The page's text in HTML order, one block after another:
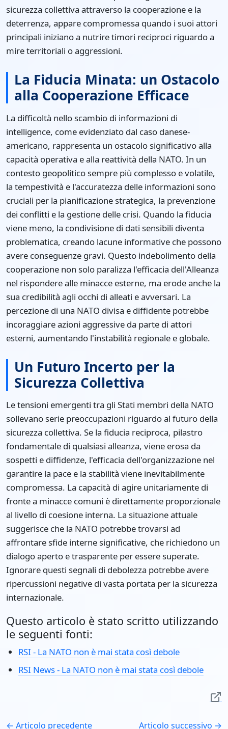
sicurezza collettiva attraverso la cooperazione e la
deterrenza, appare compromessa quando i suoi attori
principali iniziano a nutrire timori reciproci riguardo a
mire territoriali o aggressioni.
La Fiducia Minata: un Ostacolo
alla Cooperazione Efficace
La difficoltà nello scambio di informazioni di
intelligence, come evidenziato dal caso danese-
americano, rappresenta un ostacolo significativo alla
capacità operativa e alla reattività della NATO. In un
contesto geopolitico sempre più complesso e volatile,
la tempestività e l'accuratezza delle informazioni sono
cruciali per la pianificazione strategica, la prevenzione
dei conflitti e la gestione delle crisi. Quando la fiducia
viene meno, la condivisione di dati sensibili diventa
problematica, creando lacune informative che possono
avere conseguenze gravi. Questo indebolimento della
cooperazione non solo paralizza l'efficacia dell'Alleanza
nel rispondere alle minacce esterne, ma erode anche la
sua credibilità agli occhi di alleati e avversari. La
percezione di una NATO divisa e diffidente potrebbe
incoraggiare azioni aggressive da parte di attori
esterni, aumentando l'instabilità regionale e globale.
Un Futuro Incerto per la
Sicurezza Collettiva
Le tensioni emergenti tra gli Stati membri della NATO
sollevano serie preoccupazioni riguardo al futuro della
sicurezza collettiva. Se la fiducia reciproca, pilastro
fondamentale di qualsiasi alleanza, viene erosa da
sospetti e diffidenze, l'efficacia dell'organizzazione nel
garantire la pace e la stabilità viene inevitabilmente
compromessa. La capacità di agire unitariamente di
fronte a minacce comuni è direttamente proporzionale
al livello di coesione interna. La situazione attuale
suggerisce che la NATO potrebbe trovarsi ad
affrontare sfide interne significative, che richiedono un
dialogo aperto e trasparente per essere superate.
Ignorare questi segnali di debolezza potrebbe avere
ripercussioni negative di vasta portata per la sicurezza
internazionale.
Questo articolo è stato scritto utilizzando
le seguenti fonti:
RSI - La NATO non è mai stata così debole
RSI News - La NATO non è mai stata così debole
← Articolo precedente Articolo successivo →